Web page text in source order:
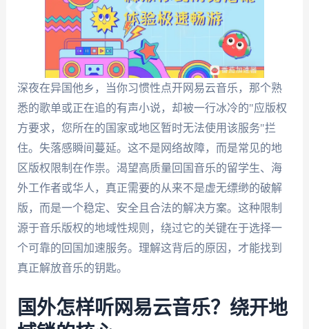
深夜在异国他乡，当你习惯性点开网易云音乐，那个熟
悉的歌单或正在追的有声小说，却被一行冰冷的"应版权
方要求，您所在的国家或地区暂时无法使用该服务"拦
住。失落感瞬间蔓延。这不是网络故障，而是常见的地
区版权限制在作祟。渴望高质量回国音乐的留学生、海
外工作者或华人，真正需要的从来不是虚无缥缈的破解
版，而是一个稳定、安全且合法的解决方案。这种限制
源于音乐版权的地域性规则，绕过它的关键在于选择一
个可靠的回国加速服务。理解这背后的原因，才能找到
真正解放音乐的钥匙。
国外怎样听网易云音乐？绕开地